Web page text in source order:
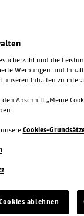
Sprachassistent und
und die
Werbungen und
unseren Inhalten zu
Abschnitt „Meine
Cookies-
ablehnen